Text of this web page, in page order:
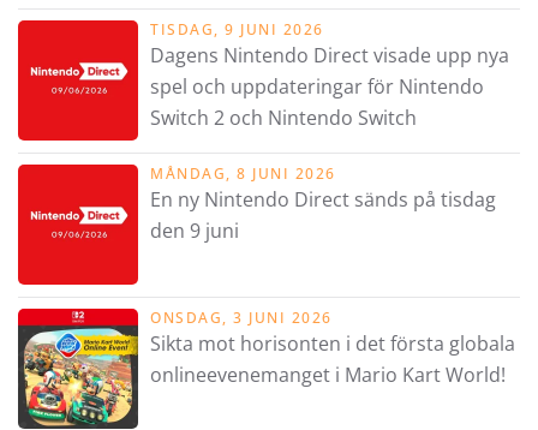
TISDAG, 9 JUNI 2026
Dagens Nintendo Direct visade upp nya
spel och uppdateringar för Nintendo
Switch 2 och Nintendo Switch
MÅNDAG, 8 JUNI 2026
En ny Nintendo Direct sänds på tisdag
den 9 juni
ONSDAG, 3 JUNI 2026
Sikta mot horisonten i det första globala
onlineevenemanget i Mario Kart World!